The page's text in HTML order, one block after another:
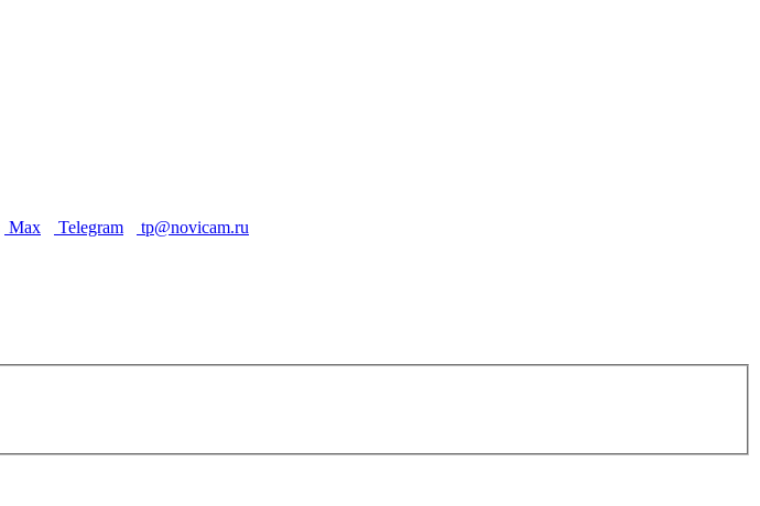
Max Telegram
tp@novicam.ru